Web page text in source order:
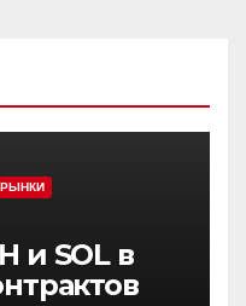
РЫНКИ
и SOL в